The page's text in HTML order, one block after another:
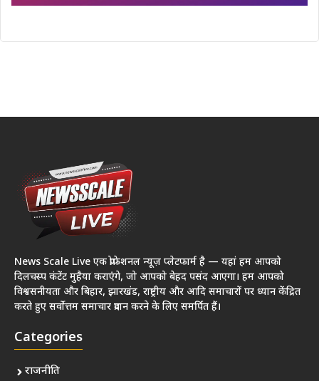
News Scale Live एक प्रोफेशनल न्यूज़ प्लेटफार्म है — यहां हम आपको
दिलचस्प कंटेंट मुहैया कराएंगे, जो आपको बेहद पसंद आएगा। हम आपको
विश्वसनीयता और बिहार, झारखंड, राष्ट्रीय और आदि समाचारों पर ध्यान केंद्रित
करते हुए सर्वोत्तम समाचार प्रदान करने के लिए समर्पित हैं।
Categories
राजनीति